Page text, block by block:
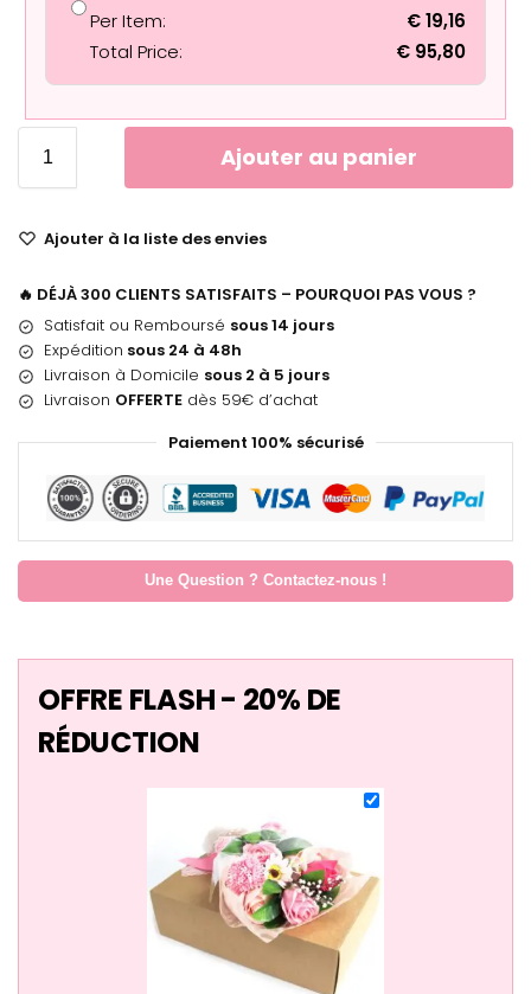
Per Item: €19,16
Total Price:
€ 95,80
Ajouter au panier
Ajouter à la liste des envies
🔥 DÉJÀ 300 CLIENTS SATISFAITS – POURQUOI PAS VOUS ?
Satisfait ou Remboursé sous 14 jours
Expédition sous 24 à 48h
Livraison à Domicile sous 2 à 5 jours
Livraison OFFERTE dès 59€ d’achat
Paiement 100% sécurisé
Une Question ? Contactez-nous !
OFFRE FLASH - 20% DE
RÉDUCTION